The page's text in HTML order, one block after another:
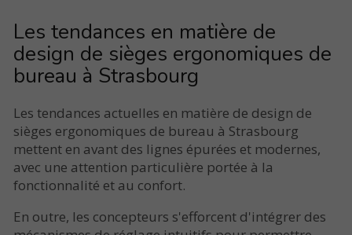
Les tendances en matière de
design de sièges ergonomiques de
bureau à Strasbourg
Les tendances actuelles en matière de design de
sièges ergonomiques de bureau à Strasbourg
mettent en avant des lignes épurées et modernes,
avec une attention particulière portée à la
fonctionnalité et au confort.
En outre, les concepteurs s'efforcent d'intégrer des